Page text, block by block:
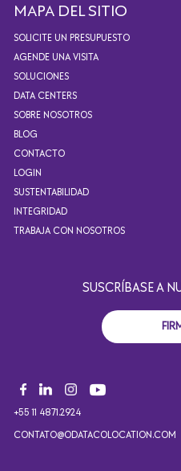
MAPA DEL SITIO
SOLICITE UN PRESUPUESTO
AGENDE UNA VISITA
SOLUCIONES
DATA CENTERS
SOBRE NOSOTROS
BLOG
CONTACTO
LOGIN
SUSTENTABILIDAD
INTEGRIDAD
TRABAJA CON NOSOTROS
SUSCRÍBASE A
+55 11 4871.2924
CONTATO@ODATACOLOCATION.COM